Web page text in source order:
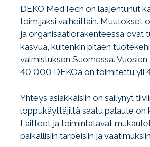
DEKO MedTech on laajentunut
toimijaksi vaiheittain. Muutokset
ja organisaatiorakenteessa ovat
kasvua, kuitenkin pitäen
valmistuksen Suomessa. Vuosien
40 000 DEKOa on toimitettu yli
Yhteys asiakkaisiin on säilynyt
loppukäyttäjiltä saatu palaute on
Laitteet ja toimintatavat
paikallisiin tarpeisiin ja